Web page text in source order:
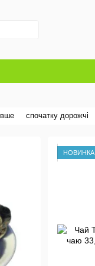
спочатку дорожчі
НОВИНКА